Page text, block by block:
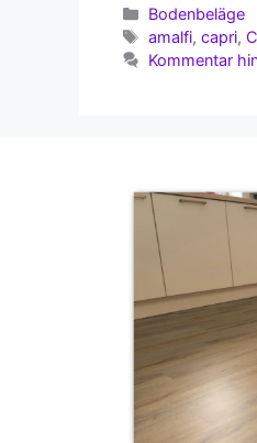
Kategorien
Bodenbeläge
Schlagwörter
amalfi,capri,
Kommentar